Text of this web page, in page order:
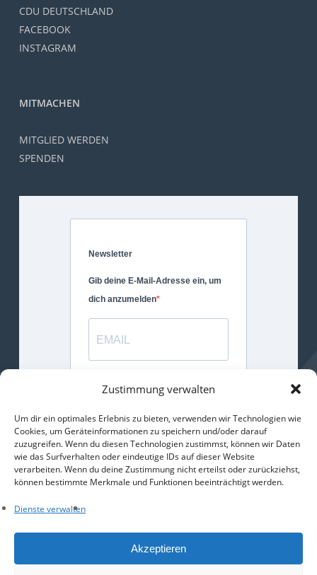
Zustimmung verwalten
Um dir ein optimales Erlebnis zu bieten, verwenden wir Technologien wie
Cookies, um Geräteinformationen zu speichern und/oder darauf
zuzugreifen. Wenn du diesen Technologien zustimmst, können wir Daten
wie das Surfverhalten oder eindeutige IDs auf dieser Website
verarbeiten. Wenn du deine Zustimmung nicht erteilst oder zurückziehst,
können bestimmte Merkmale und Funktionen beeinträchtigt werden.
Dienste verwalten
Akzeptieren
CDU DEUTSCHLAND
FACEBOOK
INSTAGRAM
MITMACHEN
MITGLIED WERDEN
SPENDEN
Newsletter
Gib deine E-Mail-Adresse ein, um
dich anzumelden
die Anmeldung an.
ANMELDEN
Facebook
EmailWhatsApp
Teilen